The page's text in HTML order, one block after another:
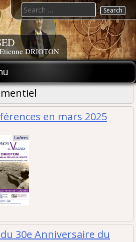
DRIOTON
Search
for:
en mars 2025
30e Anniversaire du